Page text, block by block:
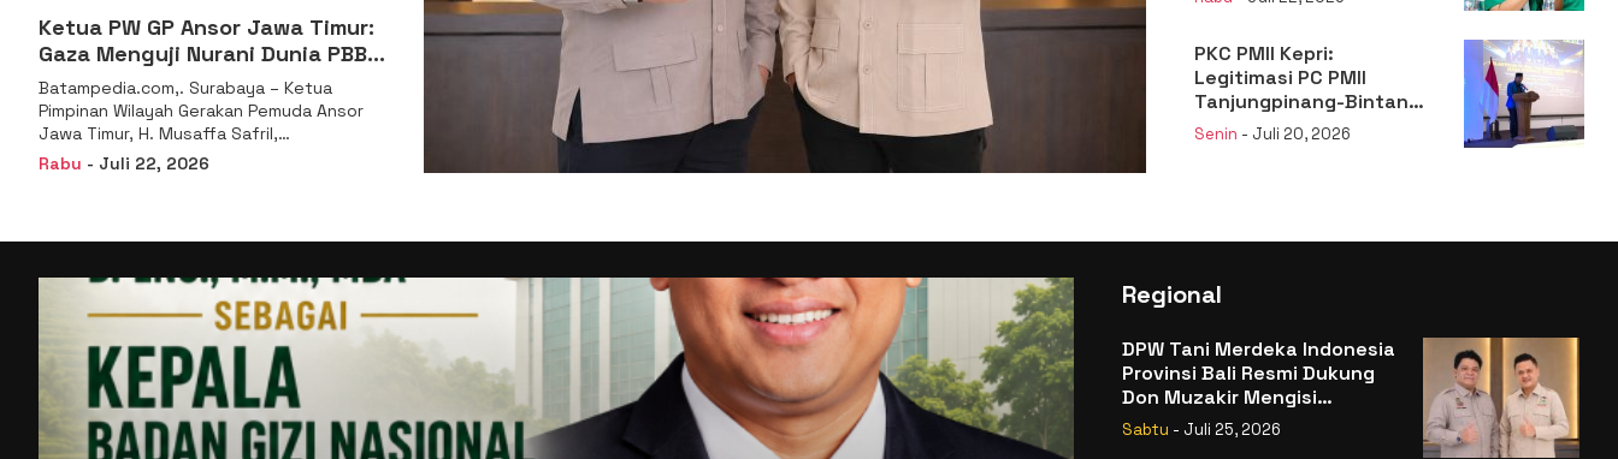
Ketua PW GP Ansor Jawa Timur:
Gaza Menguji Nurani Dunia PBB
Harus Reformasi Total atau
Kehilangan Legitimasi
Batampedia.com,. Surabaya – Ketua
Pimpinan Wilayah Gerakan Pemuda Ansor
Jawa Timur, H. Musaffa Safril,
menyampaikan keprihatinan mendalam
Rabu - Juli 22, 2026
Kehilangan Legitimasi
PKC PMII Kepri:
Legitimasi PC PMII
Tanjungpinang-Bintan
Berada pada
Kepengurusan
Senin - Juli 20, 2026
Regional
DPW Tani Merdeka Indonesia
Provinsi Bali Resmi Dukung
Don Muzakir Mengisi
Jabatan Wakil Menteri
Pertanian RI
Sabtu - Juli 25, 2026